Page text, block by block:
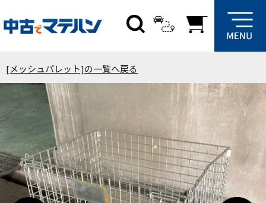
[メッシュパレット]の一覧へ戻る